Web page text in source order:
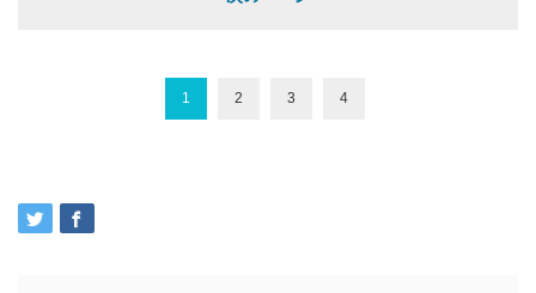
1 2 3 4